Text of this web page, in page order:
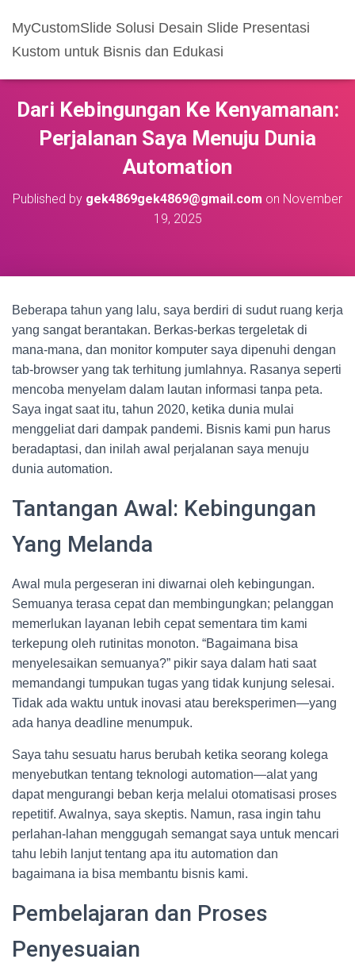
MyCustomSlide Solusi Desain Slide Presentasi
Kustom untuk Bisnis dan Edukasi
Dari Kebingungan Ke Kenyamanan:
Perjalanan Saya Menuju Dunia
Automation
Published by gek4869gek4869@gmail.com on November
19, 2025
Beberapa tahun yang lalu, saya berdiri di sudut ruang kerja
yang sangat berantakan. Berkas-berkas tergeletak di
mana-mana, dan monitor komputer saya dipenuhi dengan
tab-browser yang tak terhitung jumlahnya. Rasanya seperti
mencoba menyelam dalam lautan informasi tanpa peta.
Saya ingat saat itu, tahun 2020, ketika dunia mulai
menggeliat dari dampak pandemi. Bisnis kami pun harus
beradaptasi, dan inilah awal perjalanan saya menuju
dunia automation.
Tantangan Awal: Kebingungan
Yang Melanda
Awal mula pergeseran ini diwarnai oleh kebingungan.
Semuanya terasa cepat dan membingungkan; pelanggan
memerlukan layanan lebih cepat sementara tim kami
terkepung oleh rutinitas monoton. “Bagaimana bisa
menyelesaikan semuanya?” pikir saya dalam hati saat
memandangi tumpukan tugas yang tidak kunjung selesai.
Tidak ada waktu untuk inovasi atau bereksperimen—yang
ada hanya deadline menumpuk.
Saya tahu sesuatu harus berubah ketika seorang kolega
menyebutkan tentang teknologi automation—alat yang
dapat mengurangi beban kerja melalui otomatisasi proses
repetitif. Awalnya, saya skeptis. Namun, rasa ingin tahu
perlahan-lahan menggugah semangat saya untuk mencari
tahu lebih lanjut tentang apa itu automation dan
bagaimana ia bisa membantu bisnis kami.
Pembelajaran dan Proses
Penyesuaian